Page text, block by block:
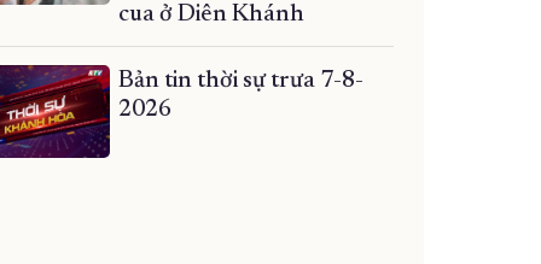
cua ở Diên Khánh
Bản tin thời sự trưa 7-8-
2026